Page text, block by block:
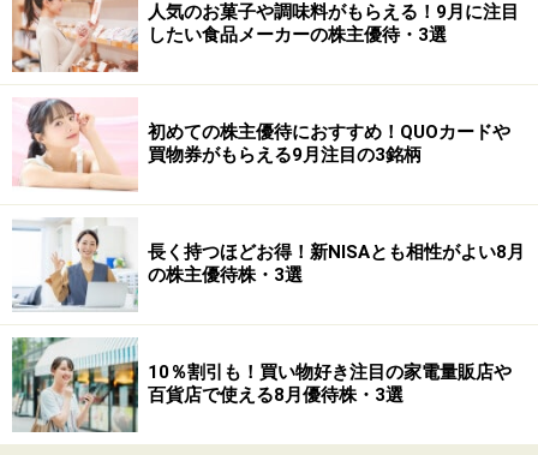
人気のお菓子や調味料がもらえる！9月に注目
したい食品メーカーの株主優待・3選
初めての株主優待におすすめ！QUOカードや
買物券がもらえる9月注目の3銘柄
長く持つほどお得！新NISAとも相性がよい8月
の株主優待株・3選
10％割引も！買い物好き注目の家電量販店や
百貨店で使える8月優待株・3選